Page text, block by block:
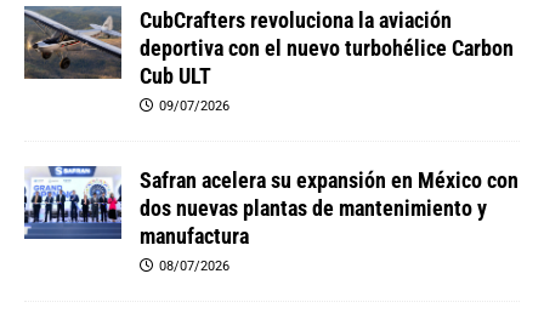
CubCrafters revoluciona la aviación
deportiva con el nuevo turbohélice Carbon
Cub ULT
09/07/2026
Safran acelera su expansión en México con
dos nuevas plantas de mantenimiento y
manufactura
08/07/2026